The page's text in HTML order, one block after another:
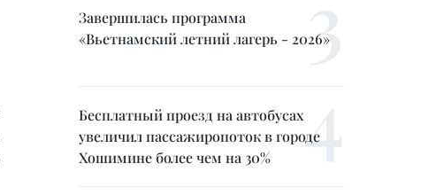
Завершилась программа
«Вьетнамский летний лагерь - 2026»
Бесплатный проезд на автобусах
увеличил пассажиропоток в городе
Хошимине более чем на 30%